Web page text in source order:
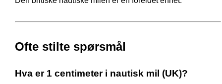
Ofte stilte spørsmål
Hva er 1 centimeter i nautisk mil (UK)?